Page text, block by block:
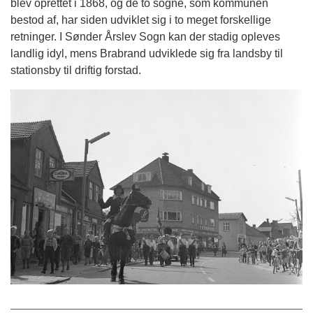
blev oprettet i 1868, og de to sogne, som kommunen
bestod af, har siden udviklet sig i to meget forskellige
retninger. I Sønder Årslev Sogn kan der stadig opleves
landlig idyl, mens Brabrand udviklede sig fra landsby til
stationsby til driftig forstad.